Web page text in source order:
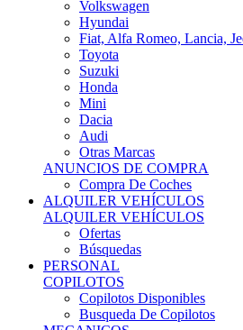
Fiat, Alfa Romeo, Lancia,
Toyota
Suzuki
Honda
Mini
Dacia
Audi
Otras Marcas
ANUNCIOS DE COMPRA
Compra De Coches
ALQUILER VEHÍCULOS
ALQUILER VEHÍCULOS
Ofertas
Búsquedas
PERSONAL
COPILOTOS
Copilotos Disponibles
Busqueda De Copilotos
MECANICOS
Mecánicos Disponibles